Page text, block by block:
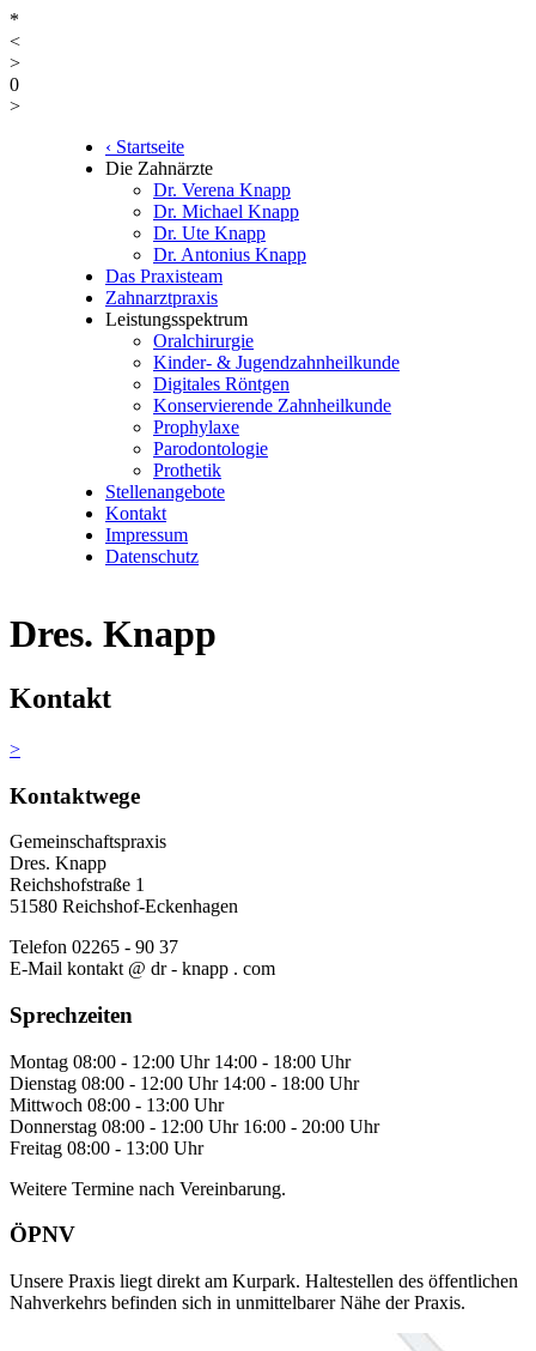
*
<
>
0
>
‹ Startseite
Die Zahnärzte
Dr. Verena Knapp
Dr. Michael Knapp
Dr. Ute Knapp
Dr. Antonius Knapp
Das Praxisteam
Zahnarztpraxis
Leistungsspektrum
Oralchirurgie
Kinder- & Jugendzahnheilkunde
Digitales Röntgen
Konservierende Zahnheilkunde
Prophylaxe
Parodontologie
Prothetik
Stellenangebote
Kontakt
Impressum
Datenschutz
Dres. Knapp
Kontakt
>
Kontaktwege
Gemeinschaftspraxis
Dres. Knapp
Reichshofstraße 1
51580 Reichshof-Eckenhagen
Telefon 02265 - 90 37
E-Mail kontakt @ dr - knapp . com
Sprechzeiten
Montag 08:00 - 12:00 Uhr 14:00 - 18:00 Uhr
Dienstag 08:00 - 12:00 Uhr 14:00 - 18:00 Uhr
Mittwoch 08:00 - 13:00 Uhr
Donnerstag 08:00 - 12:00 Uhr 16:00 - 20:00 Uhr
Freitag 08:00 - 13:00 Uhr
Weitere Termine nach Vereinbarung.
ÖPNV
Unsere Praxis liegt direkt am Kurpark. Haltestellen des öffentlichen
Nahverkehrs befinden sich in unmittelbarer Nähe der Praxis.